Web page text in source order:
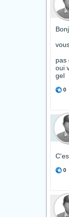
pas
oui
gel
0
0